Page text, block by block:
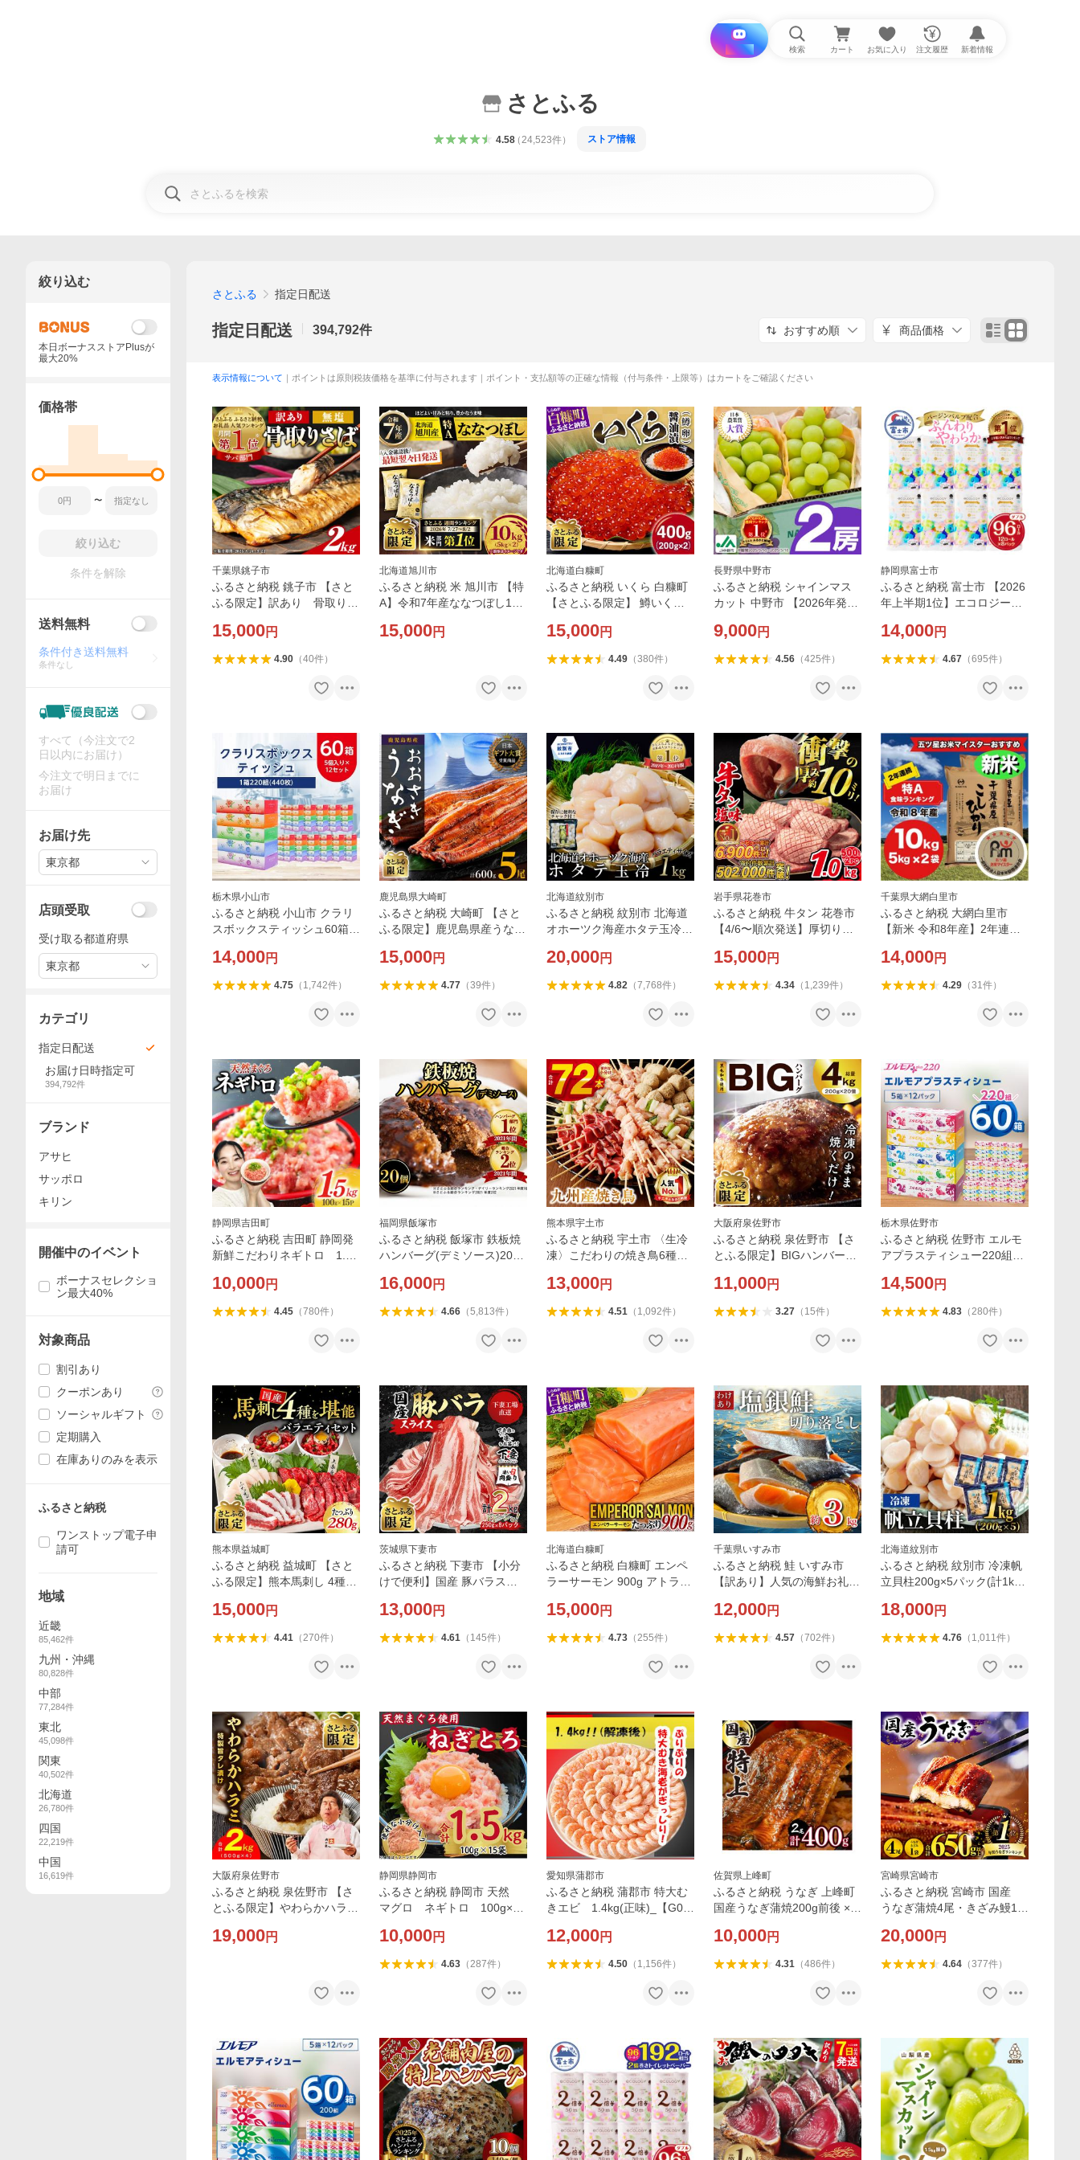
i と探す 検索 カート お気に入り 注文履歴 新着情報
さとふる
4.58（ 24,523件） ストア情報
さとふる 指定日配送
指定日配送 394,792件 おすすめ順 商品価格
表示情報について ｜ポイントは原則税抜価格を基準に付与されます｜ポイント・支払額等の正確な情報（付与条件・上限等）はカートをご確認ください
千葉県銚子市
ふるさと納税 銚子市 【さと
ふる限定】訳あり 骨取り
15,000円
4.90（40件）
北海道旭川市
ふるさと納税 米 旭川市 【特
A】令和7年産ななつぼし10k
米【さとふる限定】_05957
15,000円
北海道白糠町
ふるさと納税 いくら 白糠町
【さとふる限定】 鱒いくら
けパック
15,000円
4.49（380件）
長野県中野市
ふるさと納税 シャインマス
カット 中野市 【2026年発
kg以上 JA中野市から直送
9,000円
4.56（425件）
静岡県富士市
ふるさと納税 富士市 【2026
年上半期1位】エコロジープ
ー ダブル 96ロール 日用品
14,000円
4.67（695件）
栃木県小山市
ふるさと納税 小山市 クラリ
スボックスティッシュ60箱(1
セット)
14,000円
4.75（ 1,742件）
鹿児島県大崎町
ふるさと納税 大崎町 【さと
ふる限定】鹿児島県産うなぎ
15,000円
4.77（39件）
北海道紋別市
ふるさと納税 紋別市 北海道
オホーツク海産ホタテ玉冷バ
サイズ不揃い ★
20,000円
4.82（7,768件）
岩手県花巻市
ふるさと納税 牛タン 花巻市
【4/6〜順次発送】厚切り牛
ク)
15,000円
4.34（ 1,239件）
千葉県大網白里市
ふるさと納税 大網白里市
【新米 令和8年産】2年連続
リ 10kg (5kg ×2袋)
14,000円
4.29（31件）
静岡県吉田町
ふるさと納税 吉田町 静岡発
新鮮こだわりネギトロ 1.5k
10,000円
4.45（780件）
福岡県飯塚市
ふるさと納税 飯塚市 鉄板焼
ハンバーグ(デミソース)20個
16,000円
4.66（5,813件）
熊本県宇土市
ふるさと納税 宇土市 〈生冷
凍〉こだわりの焼き鳥6種セ
レ付】
13,000円
4.51（ 1,092件）
大阪府泉佐野市
ふるさと納税 泉佐野市 【さ
とふる限定】BIGハンバーグ
11,000円
3.27（ 15件）
栃木県佐野市
ふるさと納税 佐野市 エルモ
アプラスティシュー220組
沖縄県不可】
14,500円
4.83（280件）
熊本県益城町
ふるさと納税 益城町 【さと
ふる限定】熊本馬刺し 4種類
前】 熊本県益城町
15,000円
4.41（270件）
茨城県下妻市
ふるさと納税 下妻市 【小分
けで便利】国産 豚バラスラ
〔下妻工場直送〕【さとふる
13,000円
4.61（ 145件）
北海道白糠町
ふるさと納税 白糠町 エンペ
ラーサーモン 900g アトラン
ングサーモン を超えた 小分
15,000円
4.73（255件）
千葉県いすみ市
ふるさと納税 鮭 いすみ市
【訳あり】人気の海鮮お礼品
し(端材)約3kg
12,000円
4.57（702件）
北海道紋別市
ふるさと納税 紋別市 冷凍帆
立貝柱200g×5パック(計1kg)
18,000円
4.76（ 1,011件）
大阪府泉佐野市
ふるさと納税 泉佐野市 【さ
とふる限定】やわらかハラミ
分け 4パック mrz0479
19,000円
静岡県静岡市
ふるさと納税 静岡市 天然
マグロ ネギトロ 100g×15
10,000円
4.63（287件）
愛知県蒲郡市
ふるさと納税 蒲郡市 特大む
きエビ 1.4kg(正味)_【G03
12,000円
4.50（ 1,156件）
佐賀県上峰町
ふるさと納税 うなぎ 上峰町
国産うなぎ蒲焼200g前後 × 2
10,000円
4.31（486件）
宮崎県宮崎市
ふるさと納税 宮崎市 国産
うなぎ蒲焼4尾・きざみ鰻1袋
20,000円
4.64（377件）
絞り込む
本日ボーナスストアPlusが
最大20%
価格帯
〜
絞り込む
条件を解除
送料無料
条件付き送料無料
条件なし
すべて（今注文で2
日以内にお届け）
今注文で明日までに
お届け
お届け先
東京都
店頭受取
受け取る都道府県
東京都
カテゴリ
指定日配送
お届け日時指定可
394,792件
ブランド
アサヒ
サッポロ
キリン
開催中のイベント
ボーナスセレクショ
ン最大40%
対象商品
割引あり
クーポンあり
ソーシャルギフト
定期購入
在庫ありのみを表示
ふるさと納税
ワンストップ電子申
請可
地域
近畿
85,462件
九州・沖縄
80,828件
中部
77,284件
東北
45,098件
関東
40,502件
北海道
26,780件
四国
22,219件
中国
16,619件